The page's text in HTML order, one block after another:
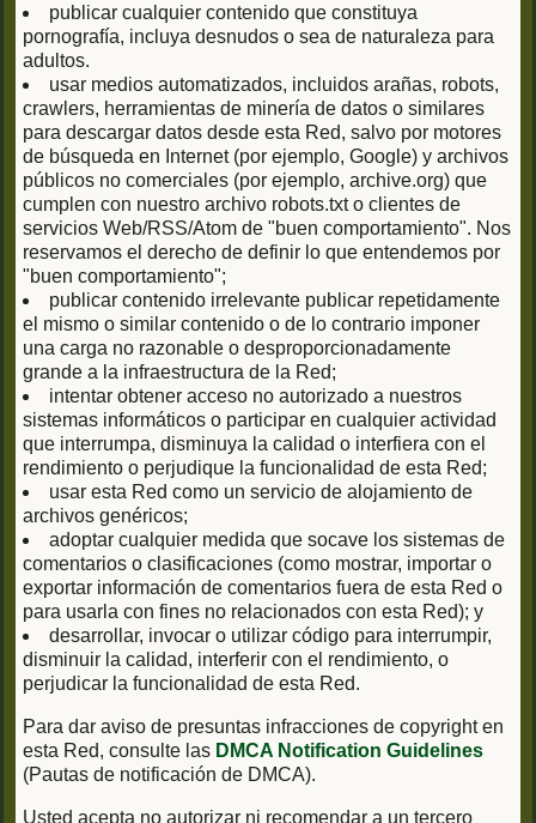
publicar cualquier contenido que constituya
pornografía, incluya desnudos o sea de naturaleza para
adultos.
usar medios automatizados, incluidos arañas, robots,
crawlers, herramientas de minería de datos o similares
para descargar datos desde esta Red, salvo por motores
de búsqueda en Internet (por ejemplo, Google) y archivos
públicos no comerciales (por ejemplo, archive.org) que
cumplen con nuestro archivo robots.txt o clientes de
servicios Web/RSS/Atom de "buen comportamiento". Nos
reservamos el derecho de definir lo que entendemos por
"buen comportamiento";
publicar contenido irrelevante publicar repetidamente
el mismo o similar contenido o de lo contrario imponer
una carga no razonable o desproporcionadamente
grande a la infraestructura de la Red;
intentar obtener acceso no autorizado a nuestros
sistemas informáticos o participar en cualquier actividad
que interrumpa, disminuya la calidad o interfiera con el
rendimiento o perjudique la funcionalidad de esta Red;
usar esta Red como un servicio de alojamiento de
archivos genéricos;
adoptar cualquier medida que socave los sistemas de
comentarios o clasificaciones (como mostrar, importar o
exportar información de comentarios fuera de esta Red o
para usarla con fines no relacionados con esta Red); y
desarrollar, invocar o utilizar código para interrumpir,
disminuir la calidad, interferir con el rendimiento, o
perjudicar la funcionalidad de esta Red.
Para dar aviso de presuntas infracciones de copyright en
esta Red, consulte las DMCA Notification Guidelines
(Pautas de notificación de DMCA).
Usted acepta no autorizar ni recomendar a un tercero